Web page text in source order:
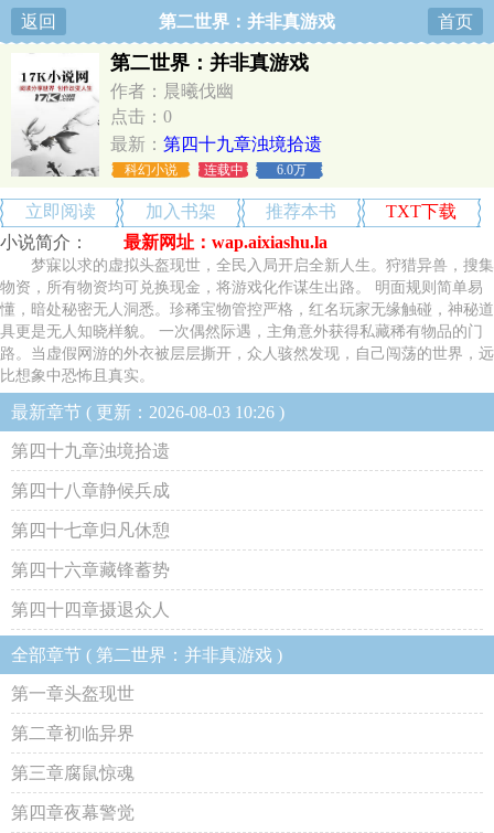
返回 第二世界：并非真游戏 首页
第二世界：并非真游戏
作者：晨曦伐幽
点击：0
最新： 第四十九章浊境拾遗
科幻小说 连载中 6.0万
立即阅读 加入书架 推荐本书
TXT下载
小说简介：
最新网址：wap.aixiashu.la
梦寐以求的虚拟头盔现世，全民入局开启全新人生。狩猎异兽，搜集
物资，所有物资均可兑换现金，将游戏化作谋生出路。 明面规则简单易
懂，暗处秘密无人洞悉。珍稀宝物管控严格，红名玩家无缘触碰，神秘道
具更是无人知晓样貌。 一次偶然际遇，主角意外获得私藏稀有物品的门
路。当虚假网游的外衣被层层撕开，众人骇然发现，自己闯荡的世界，远
比想象中恐怖且真实。
最新章节 ( 更新：2026-08-03 10:26 )
第四十九章浊境拾遗
第四十八章静候兵成
第四十七章归凡休憩
第四十六章藏锋蓄势
第四十四章摄退众人
全部章节 ( 第二世界：并非真游戏 )
第一章头盔现世
第二章初临异界
第三章腐鼠惊魂
第四章夜幕警觉